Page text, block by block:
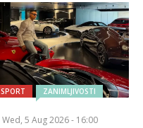
SPORT ZANIMLJIVOSTI
Wed, 5 Aug 2026 - 16:00